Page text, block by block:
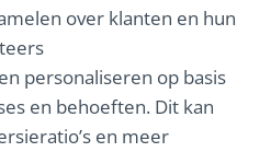
over klanten en hun
personaliseren op basis
en behoeften. Dit kan
en meer